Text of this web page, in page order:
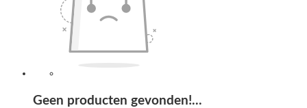
Geen producten gevonden!...